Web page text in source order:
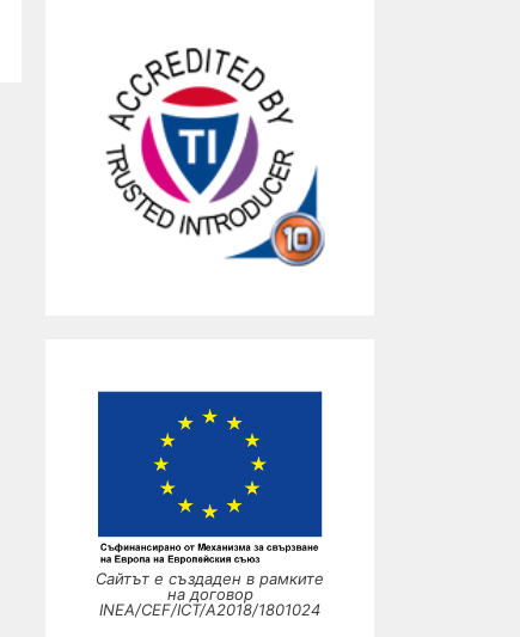
Сайтът е създаден в рамките
на договор
INEA/CEF/ICT/A2018/1801024